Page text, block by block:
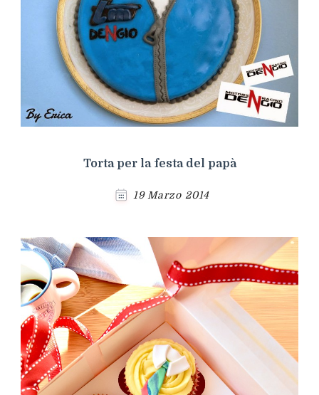
Torta per la festa del papà
19 Marzo 2014